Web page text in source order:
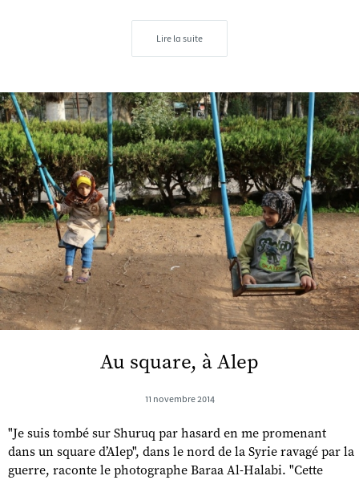
Lire la suite
Au square, à Alep
11 novembre 2014
"Je suis tombé sur Shuruq par hasard en me promenant
dans un square d’Alep", dans le nord de la Syrie ravagé par la
guerre, raconte le photographe Baraa Al-Halabi. "Cette